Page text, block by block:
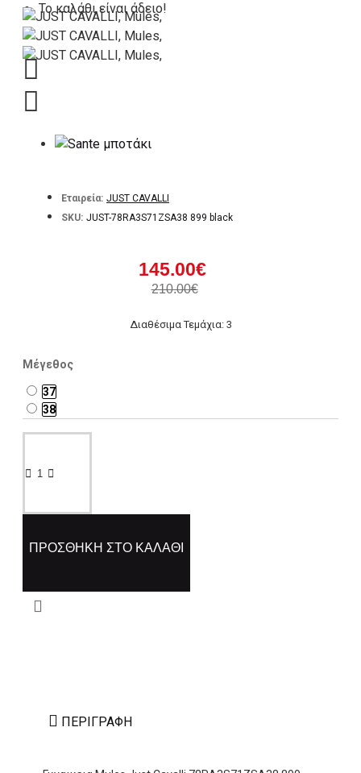
Το καλάθι είναι άδειο!
Εταιρεία: JUST CAVALLI
SKU: JUST-78RA3S71ZSA38 899 black
145.00€
210.00€
Διαθέσιμα Τεμάχια: 3
Μέγεθος
37
38
ΠΡΟΣΘΉΚΗ ΣΤΟ ΚΑΛΆΘΙ
ΠΕΡΙΓΡΑΦΉ